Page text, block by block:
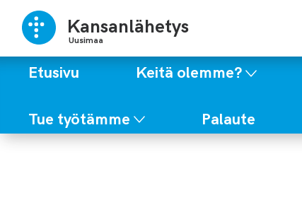
Kansanlähetys
Uusimaa
Etusivu Keitä olemme?
Tue työtämme Palaute